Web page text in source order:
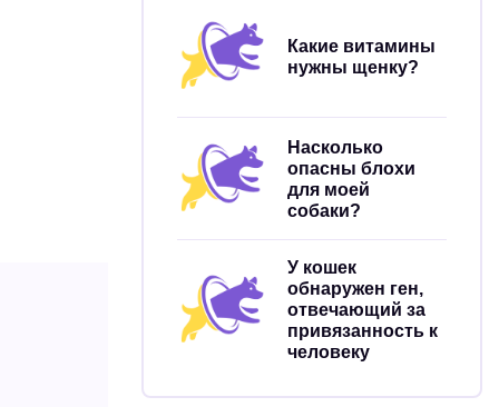
Какие витамины
нужны щенку?
Насколько
опасны блохи
для моей
собаки?
У кошек
обнаружен ген,
отвечающий за
привязанность к
человеку